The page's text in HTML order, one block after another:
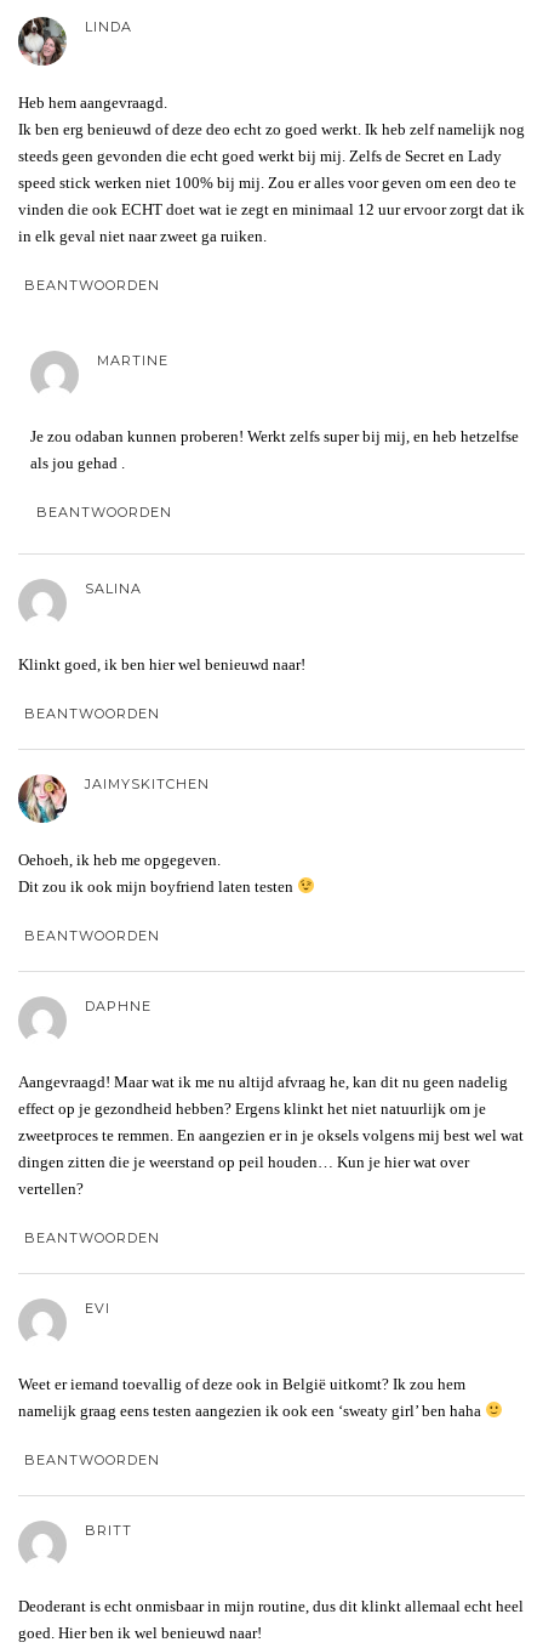
LINDA
Heb hem aangevraagd.
Ik ben erg benieuwd of deze deo echt zo goed werkt. Ik heb zelf namelijk nog
steeds geen gevonden die echt goed werkt bij mij. Zelfs de Secret en Lady
speed stick werken niet 100% bij mij. Zou er alles voor geven om een deo te
vinden die ook ECHT doet wat ie zegt en minimaal 12 uur ervoor zorgt dat ik
in elk geval niet naar zweet ga ruiken.
BEANTWOORDEN
MARTINE
Je zou odaban kunnen proberen! Werkt zelfs super bij mij, en heb hetzelfse
als jou gehad .
BEANTWOORDEN
SALINA
Klinkt goed, ik ben hier wel benieuwd naar!
BEANTWOORDEN
JAIMYSKITCHEN
Oehoeh, ik heb me opgegeven.
Dit zou ik ook mijn boyfriend laten testen
BEANTWOORDEN
DAPHNE
Aangevraagd! Maar wat ik me nu altijd afvraag he, kan dit nu geen nadelig
effect op je gezondheid hebben? Ergens klinkt het niet natuurlijk om je
zweetproces te remmen. En aangezien er in je oksels volgens mij best wel wat
dingen zitten die je weerstand op peil houden… Kun je hier wat over
vertellen?
BEANTWOORDEN
EVI
Weet er iemand toevallig of deze ook in België uitkomt? Ik zou hem
namelijk graag eens testen aangezien ik ook een ‘sweaty girl’ ben haha
BEANTWOORDEN
BRITT
Deoderant is echt onmisbaar in mijn routine, dus dit klinkt allemaal echt heel
goed. Hier ben ik wel benieuwd naar!